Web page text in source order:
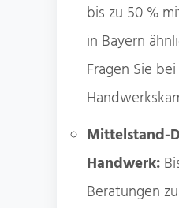
bis zu 50 %
in Bayern
Fragen Sie
Mittelstand-
Handwerk:
Beratungen